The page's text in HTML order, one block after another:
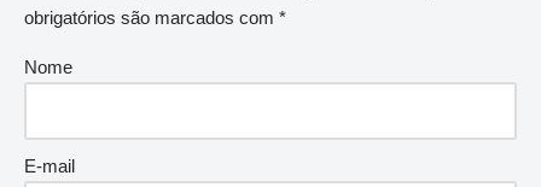
obrigatórios são marcados com *
Nome
E-mail